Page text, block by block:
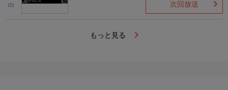
(2) 次回放送
もっと見る